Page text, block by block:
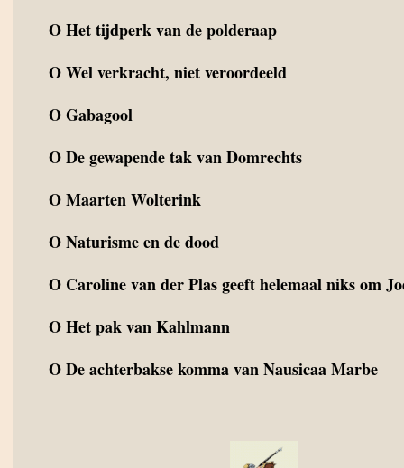
OHet tijdperk van de polderaap
OWel verkracht, niet veroordeeld
OGabagool
ODe gewapende tak van Domrechts
OMaarten Wolterink
ONaturisme en de dood
O Caroline van der Plas geeft helemaal niks om
OHet pak van Kahlmann
ODe achterbakse komma van Nausicaa Marbe